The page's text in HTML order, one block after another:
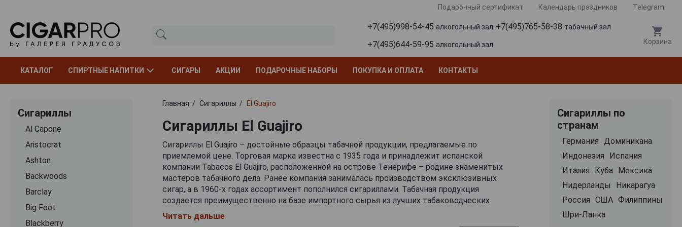
Подарочный сертификат Календарь праздников Telegram
+7(495)998-54-45 алкогольный зал +7(495)765-58-38 табачный зал
+7(495)644-59-95 алкогольный зал Корзина
КАТАЛОГ СПИРТНЫЕ НАПИТКИ СИГАРЫ АКЦИИ ПОДАРОЧНЫЕ НАБОРЫ ПОКУПКА И ОПЛАТА КОНТАКТЫ
Сигариллы
Al Capone
Aristocrat
Ashton
Backwoods
Barclay
Big Foot
Blackberry
Главная Сигариллы El Guajiro
Сигариллы El Guajiro
Сигариллы El Guajiro – достойные образцы табачной продукции, предлагаемые по
приемлемой цене. Торговая марка известна с 1935 года и принадлежит испанской
компании Tabacos El Guajiro, расположенной на острове Тенерифе – родине знаменитых
мастеров табачного дела. Ранее компания занималась производством эксклюзивных
сигар, а в 1960-х годах ассортимент пополнился сигариллами. Табачная продукция
создается преимущественно на базе импортного сырья из лучших табаководческих
регионов мира. Начинка состоит из отборных листьев крупной резки, выращенных в
Бразилии, Доминиканской Республике и Индонезии. Для покрова большинства сигарилл из
Читать дальше
Сигариллы по
странам
Германия
Доминикана
Индонезия
Испания
Италия
Куба
Мексика
Нидерланды
Никарагуа
Россия США Филиппины
Шри-Ланка